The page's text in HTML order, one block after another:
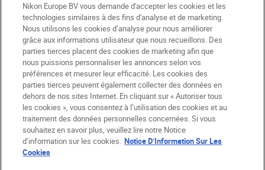
BE(fr) Nikon Sites
Contactez-nous
Avis de confidentialité
Conditions d’utilisation
CVG de la boutique Nikon Store
Notice d’information sur les cookies
Accessibilité
Paramètres des cookies
© 2026 Nikon
Nikon Europe BV vous demande d'accepter les cookies et les
technologies similaires à des fins d'analyse et de marketing.
Nous utilisons les cookies d’analyse pour nous améliorer
grâce aux informations utilisateur que nous recueillons. Des
parties tierces placent des cookies de marketing afin que
nous puissions personnaliser les annonces selon vos
préférences et mesurer leur efficacité. Les cookies des
parties tierces peuvent également collecter des données en
dehors de nos sites Internet. En cliquant sur « Autoriser tous
les cookies », vous consentez à l’utilisation des cookies et au
traitement des données personnelles concernées. Si vous
souhaitez en savoir plus, veuillez lire notre Notice
d’information sur les cookies. Notice D’Information Sur Les
Cookies